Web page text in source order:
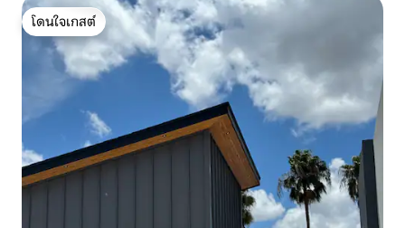
โดนใจเกสต์
โดนใจเกสต์